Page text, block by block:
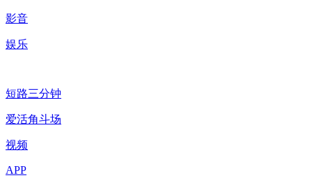
影音
娱乐
短路三分钟
爱活角斗场
视频
APP